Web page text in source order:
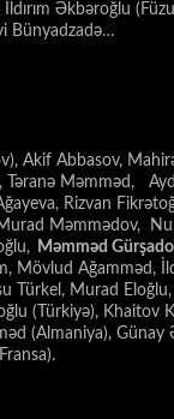
Əkbəroğlu
Bünyadzadə…
Akif Abbasov, Mahirə
Məmməd,
Rizvan
Məmmədov,
Məmməd
Mövlud Ağamməd,
Türkel, Murad
(Türkiyə), Khaitov
(Almaniya), Günay